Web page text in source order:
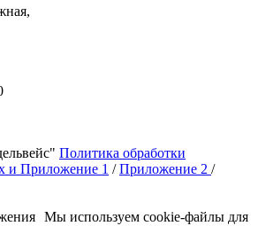
Политика обработки
и Приложение 1 /Приложение 2 /
Мы используем cookie-файлы для